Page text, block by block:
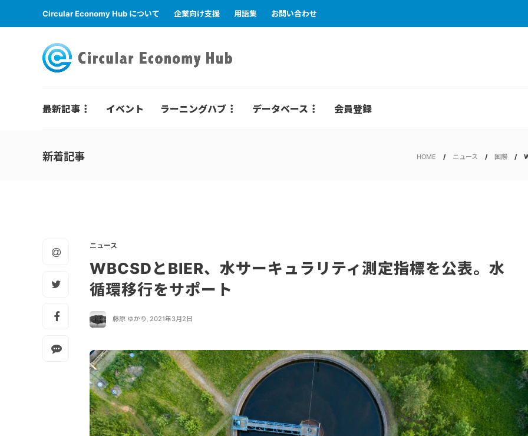
Circular Economy Hub について 企業向け支援 用語集 お問い合わせ
最新記事 イベント ラーニングハブ データベース 会員登録
新着記事 HOME ニュース 国際
ニュース
WBCSDとBIER、水サーキュラリティ測定指標を公表。水
循環移行をサポート
藤原 ゆかり , 2021年3月2日